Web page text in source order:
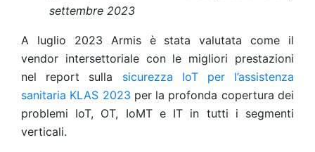
settembre 2023
A luglio 2023 Armis è stata valutata come il
vendor intersettoriale con le migliori prestazioni
nel report sulla sicurezza IoT per l’assistenza
sanitaria KLAS 2023 per la profonda copertura dei
problemi IoT, OT, IoMT e IT in tutti i segmenti
verticali.